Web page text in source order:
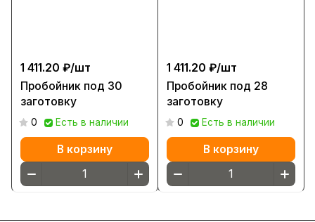
1 411.20 ₽/шт
Пробойник под 30
заготовку
0 Есть в наличии
В корзину
1 411.20 ₽/шт
Пробойник под 28
заготовку
0 Есть в наличии
В корзину